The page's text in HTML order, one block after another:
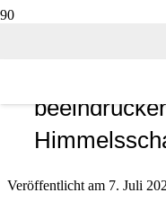
Partielle
Veröffentlicht am 7. Juli